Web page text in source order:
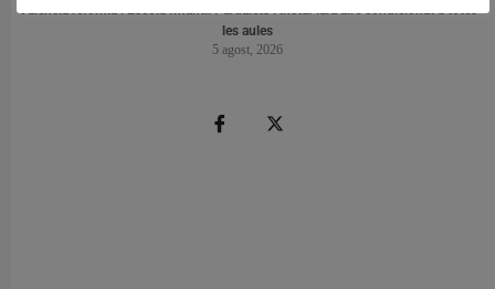
València reforma l’Escola Infantil Pardalets i instal·larà aire condicionat a totes
les aules
5 agost, 2026